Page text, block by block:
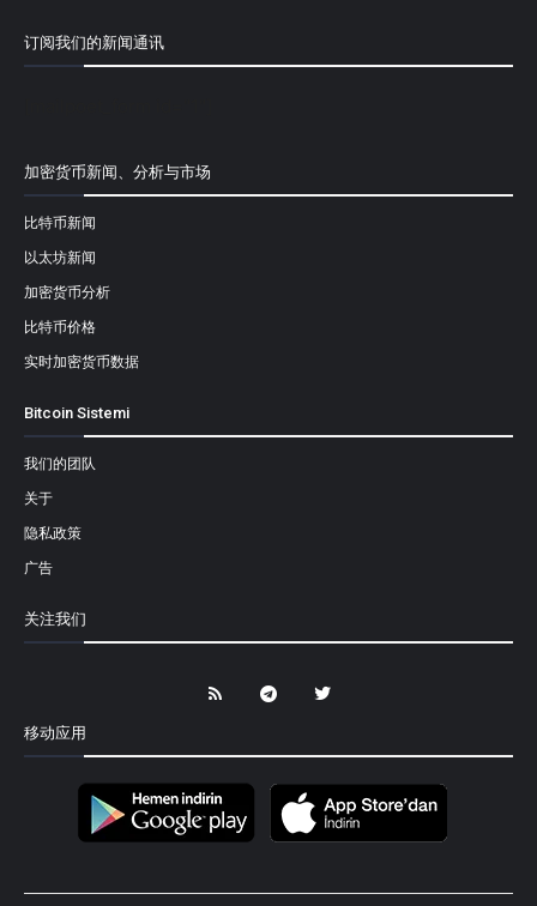
订阅我们的新闻通讯
加密货币新闻、分析与市场
比特币新闻
以太坊新闻
加密货币分析
比特币价格
实时加密货币数据
Bitcoin Sistemi
我们的团队
关于
隐私政策
广告
关注我们
移动应用